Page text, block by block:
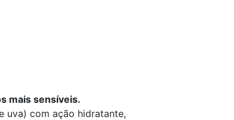
mais sensíveis.
uva) com ação hidratante,